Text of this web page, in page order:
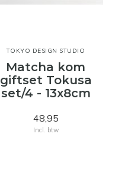
TOKYO DESIGN STUDIO
Matcha kom
giftset Tokusa
set/4 - 13x8cm
48,95
Incl. btw